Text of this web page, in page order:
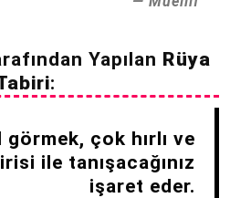
Yapılan Rüya
:
görmek, çok hırlı ve
ile tanışacağınız
işaret eder.